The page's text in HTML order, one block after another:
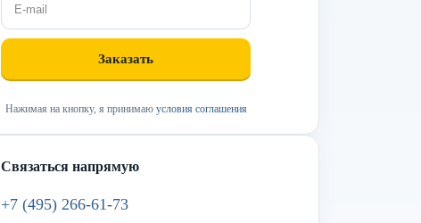
Нажимая на кнопку, я принимаю условия соглашения
Связаться напрямую
+7 (495) 266-61-73